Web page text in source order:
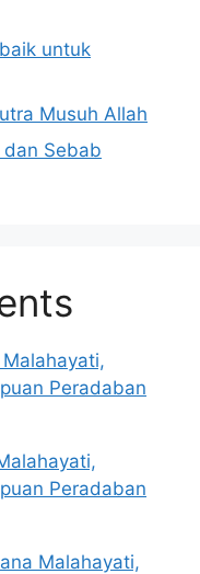
untuk
Musuh Allah
Sebab
Peradaban
Peradaban
Malahayati,